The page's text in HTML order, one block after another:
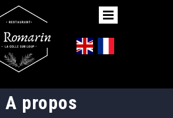
A propos